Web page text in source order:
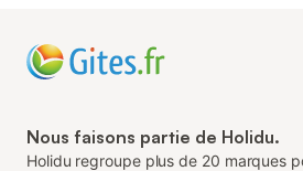
Nous faisons partie de Holidu.
Holidu regroupe plus de 20 marques